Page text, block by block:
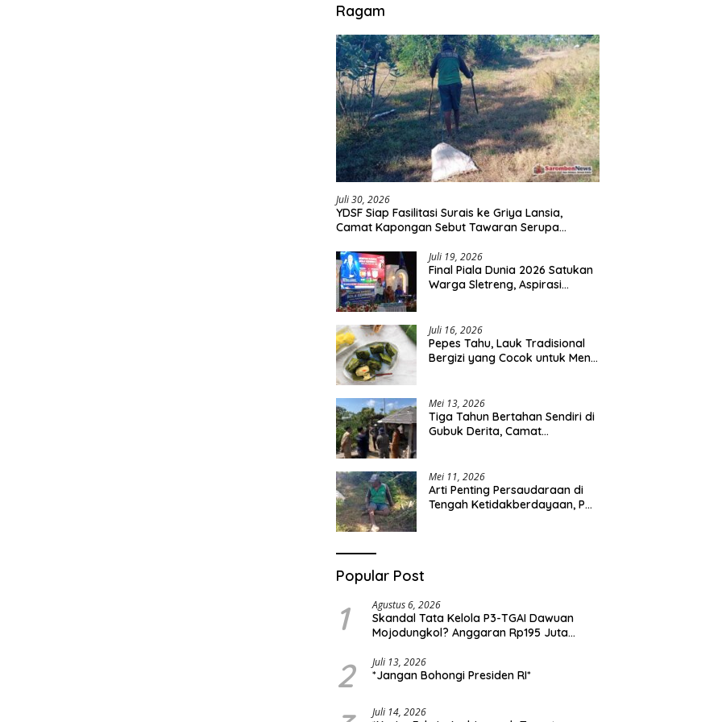
Ragam
Juli 30, 2026
YDSF Siap Fasilitasi Surais ke Griya Lansia,
Camat Kapongan Sebut Tawaran Serupa
Juli 19, 2026
Final Piala Dunia 2026 Satukan
Warga Sletreng, Aspirasi
Juli 16, 2026
Pepes Tahu, Lauk Tradisional
Bergizi yang Cocok untuk Menu
Mei 13, 2026
Tiga Tahun Bertahan Sendiri di
Gubuk Derita, Camat
Mei 11, 2026
Arti Penting Persaudaraan di
Tengah Ketidakberdayaan, Pak
Popular Post
1 Agustus 6, 2026
Skandal Tata Kelola P3-TGAI Dawuan
Mojodungkol? Anggaran Rp195 Juta
hingga Misteri Swakelola Petani
2 Juli 13, 2026
*Jangan Bohongi Presiden RI*
Juli 14, 2026